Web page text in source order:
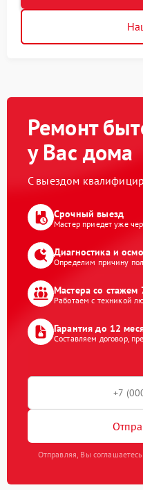
Ремонт
у Вас дома
С выездом
Срочный выезд
Мастер приедет уже
Диагностика и
Определим причину
Мастера со стажем
Работаем с техникой
Гарантия до 12
Составляем договор,
Отправляя, Вы